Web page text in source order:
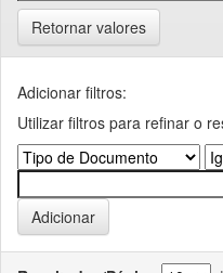
Retornar valores
Adicionar filtros:
Utilizar filtros para refinar o